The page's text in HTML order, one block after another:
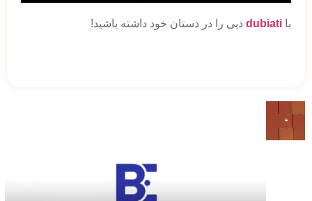
با dubiati دبی را در دستان خود داشته باشید!